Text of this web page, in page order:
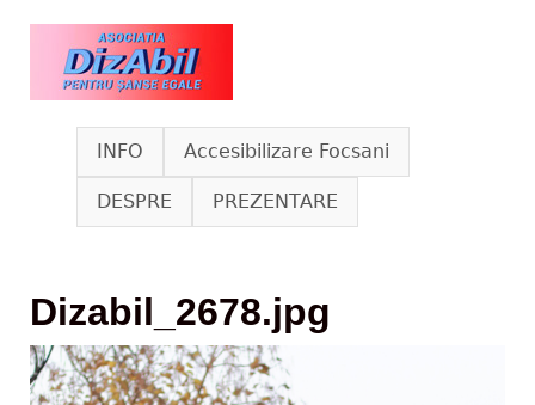
Skip to main content
www.dizabil.eu
INFO Accesibilizare Focsani
DESPRE PREZENTARE
Dizabil_2678.jpg